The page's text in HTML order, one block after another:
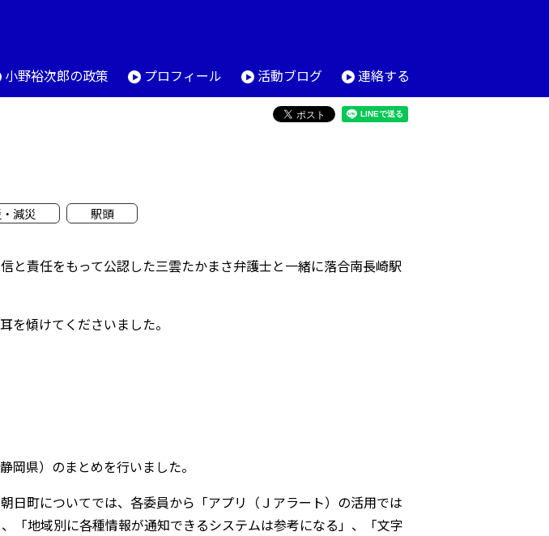
小野裕次郎の政策 プロフィール 活動ブログ 連絡する
減災 駅頭
と責任をもって公認した三雲たかまさ弁護士と一緒に落合南長崎駅
を傾けてくださいました。
岡県）のまとめを行いました。
日町についてでは、各委員から「アプリ（Ｊアラート）の活用では
「地域別に各種情報が通知できるシステムは参考になる」、「文字